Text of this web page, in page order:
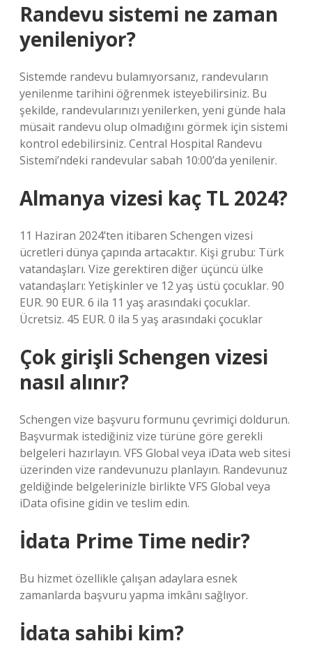
Randevu sistemi ne zaman
yenileniyor?
Sistemde randevu bulamıyorsanız, randevuların
yenilenme tarihini öğrenmek isteyebilirsiniz. Bu
şekilde, randevularınızı yenilerken, yeni günde hala
müsait randevu olup olmadığını görmek için sistemi
kontrol edebilirsiniz. Central Hospital Randevu
Sistemi’ndeki randevular sabah 10:00’da yenilenir.
Almanya vizesi kaç TL 2024?
11 Haziran 2024’ten itibaren Schengen vizesi
ücretleri dünya çapında artacaktır. Kişi grubu: Türk
vatandaşları. Vize gerektiren diğer üçüncü ülke
vatandaşları: Yetişkinler ve 12 yaş üstü çocuklar. 90
EUR. 90 EUR. 6 ila 11 yaş arasındaki çocuklar.
Ücretsiz. 45 EUR. 0 ila 5 yaş arasındaki çocuklar
Çok girişli Schengen vizesi
nasıl alınır?
Schengen vize başvuru formunu çevrimiçi doldurun.
Başvurmak istediğiniz vize türüne göre gerekli
belgeleri hazırlayın. VFS Global veya iData web sitesi
üzerinden vize randevunuzu planlayın. Randevunuz
geldiğinde belgelerinizle birlikte VFS Global veya
iData ofisine gidin ve teslim edin.
İdata Prime Time nedir?
Bu hizmet özellikle çalışan adaylara esnek
zamanlarda başvuru yapma imkânı sağlıyor.
İdata sahibi kim?